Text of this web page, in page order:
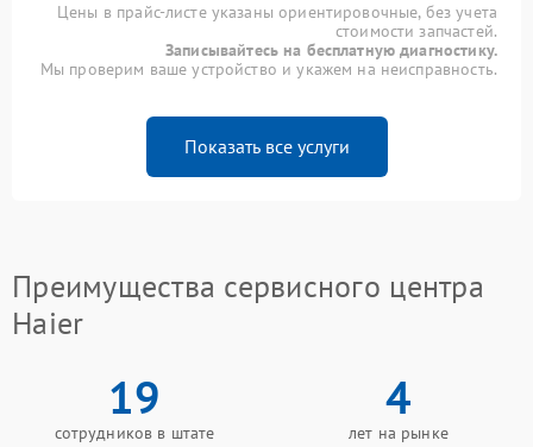
Цены в прайс-листе указаны ориентировочные, без учета
стоимости запчастей.
Записывайтесь на бесплатную диагностику.
Мы проверим ваше устройство и укажем на неисправность.
Показать все услуги
Преимущества сервисного центра
Haier
19
сотрудников в штате
4
лет на рынке